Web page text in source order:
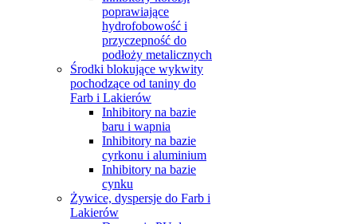
poprawiające
hydrofobowość i
przyczepność do
podłoży metalicznych
Środki blokujące wykwity
pochodzące od taniny do
Farb i Lakierów
Inhibitory na bazie
baru i wapnia
Inhibitory na bazie
cyrkonu i aluminium
Inhibitory na bazie
cynku
Żywice, dyspersje do Farb i
Lakierów